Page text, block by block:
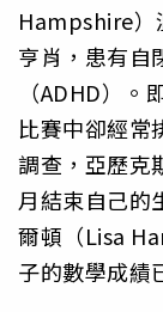
Hampshire）
亨肖，患有自
（ADHD）
比賽中卻經常
調查，亞歷克
月結束自己的
爾頓（Lisa
子的數學成績